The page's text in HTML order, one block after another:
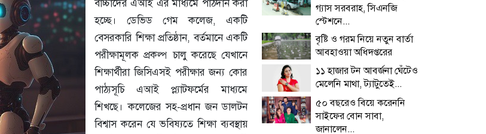
বাচ্চাদের এআই এর মাধ্যমে পাঠদান করা
হচ্ছে। ডেভিড গেম কলেজ, একটি
বেসরকারি শিক্ষা প্রতিষ্ঠান, বর্তমানে একটি
পরীক্ষামূলক প্রকল্প চালু করেছে যেখানে
শিক্ষার্থীরা জিসিএসই পরীক্ষার জন্য কোর
পাঠ্যসূচি এআই প্ল্যাটফর্মের মাধ্যমে
শিখছে। কলেজের সহ-প্রধান জন ডালটন
বিশ্বাস করেন যে ভবিষ্যতে শিক্ষা ব্যবস্থায়
গ্যাস সরবরাহ, সিএনজি
স্টেশনে...
বৃষ্টি ও গরম নিয়ে নতুন বার্তা
আবহাওয়া অধিদপ্তরের
১১ হাজার টন আবর্জনা ঘেঁটেও
মেলেনি মাথা, ট্যাটুতেই...
৫০ বছরেও বিয়ে করেননি
সাইফের বোন সাবা,
জানালেন...